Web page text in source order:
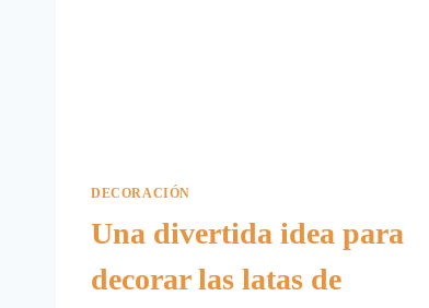
DECORACIÓN
Una divertida idea para
decorar las latas de